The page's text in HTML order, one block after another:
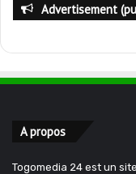
Advertisement
A propos
Togomedia 24 est un